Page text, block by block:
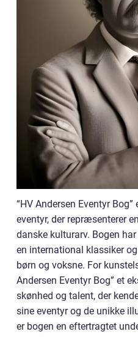
“HV Andersen Eventyr
eventyr, der repræsenterer
danske kulturarv. Bogen
en international klassiker
børn og voksne. For
Andersen Eventyr Bog” et
skønhed og talent, der
sine eventyr og de unikke
er bogen en eftertragtet